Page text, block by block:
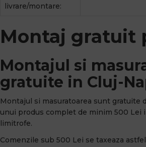
livrare/montare:
Montaj gratuit
Montajul si
gratuite in Cluj-
Montajul si masuratoarea sunt gratuite
unui produs complet de minim 500 Lei
limitrofe.
Comenzile sub 500 Lei se taxeaza